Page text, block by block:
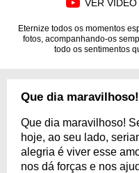
VER VÍDEO
Eternize todos os momentos
fotos, acompanhando-os
todo os sentimentos
Que dia maravilhoso!
Que dia maravilhoso!
hoje, ao seu lado,
alegria é viver esse
nos dá forças e nos